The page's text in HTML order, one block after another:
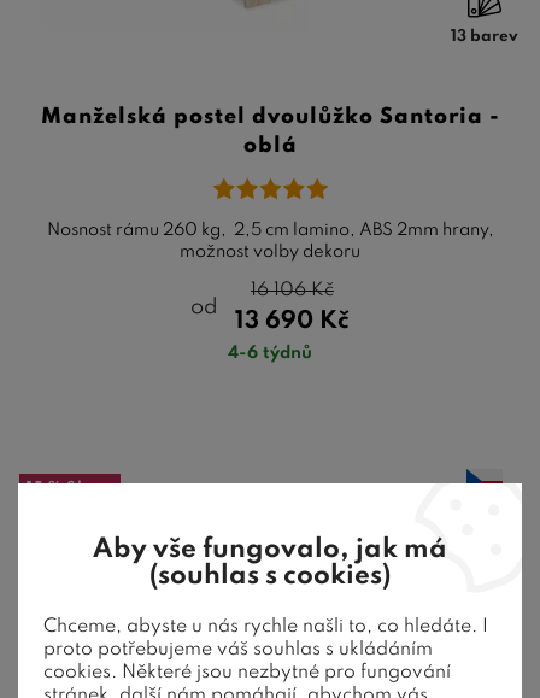
13 barev
Manželská postel dvoulůžko Santoria -
oblá
Nosnost rámu 260 kg, 2,5 cm lamino, ABS 2mm hrany,
možnost volby dekoru
od
13 690 Kč
16 106Kč
4-6 týdnů
TOP nabídkaAby vše fungovalo, jak má
(souhlas s cookies)
Chceme, abyste u nás rychle našli to, co hledáte. I
proto potřebujeme váš souhlas s ukládáním
cookies. Některé jsou nezbytné pro fungování